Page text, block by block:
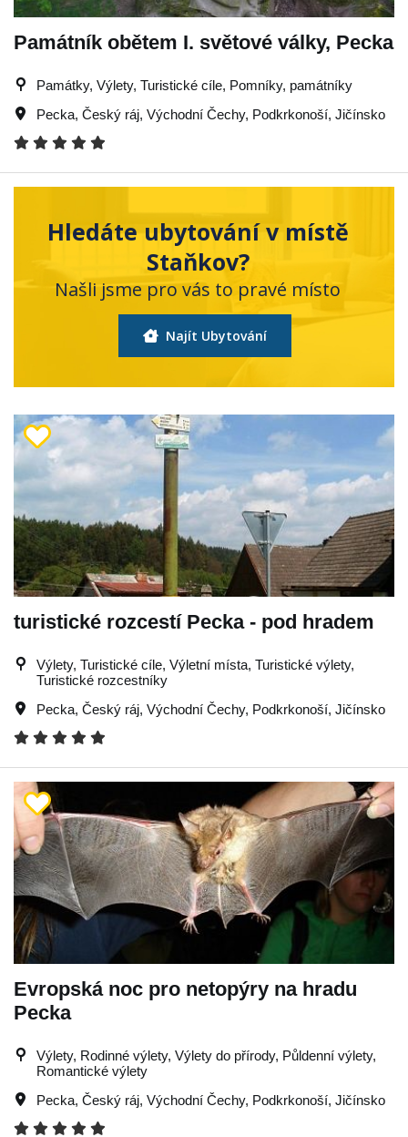
Památník obětem I. světové války, Pecka
Památky, Výlety, Turistické cíle, Pomníky, památníky
Pecka, Český ráj, Východní Čechy, Podkrkonoší, Jičínsko
Hledáte ubytování v místě
Staňkov?
Našli jsme pro vás to pravé místo
Najít Ubytování
turistické rozcestí Pecka - pod hradem
Výlety, Turistické cíle, Výletní místa, Turistické výlety,
Turistické rozcestníky
Pecka, Český ráj, Východní Čechy, Podkrkonoší, Jičínsko
Evropská noc pro netopýry na hradu
Pecka
Výlety, Rodinné výlety, Výlety do přírody, Půldenní výlety,
Romantické výlety
Pecka, Český ráj, Východní Čechy, Podkrkonoší, Jičínsko